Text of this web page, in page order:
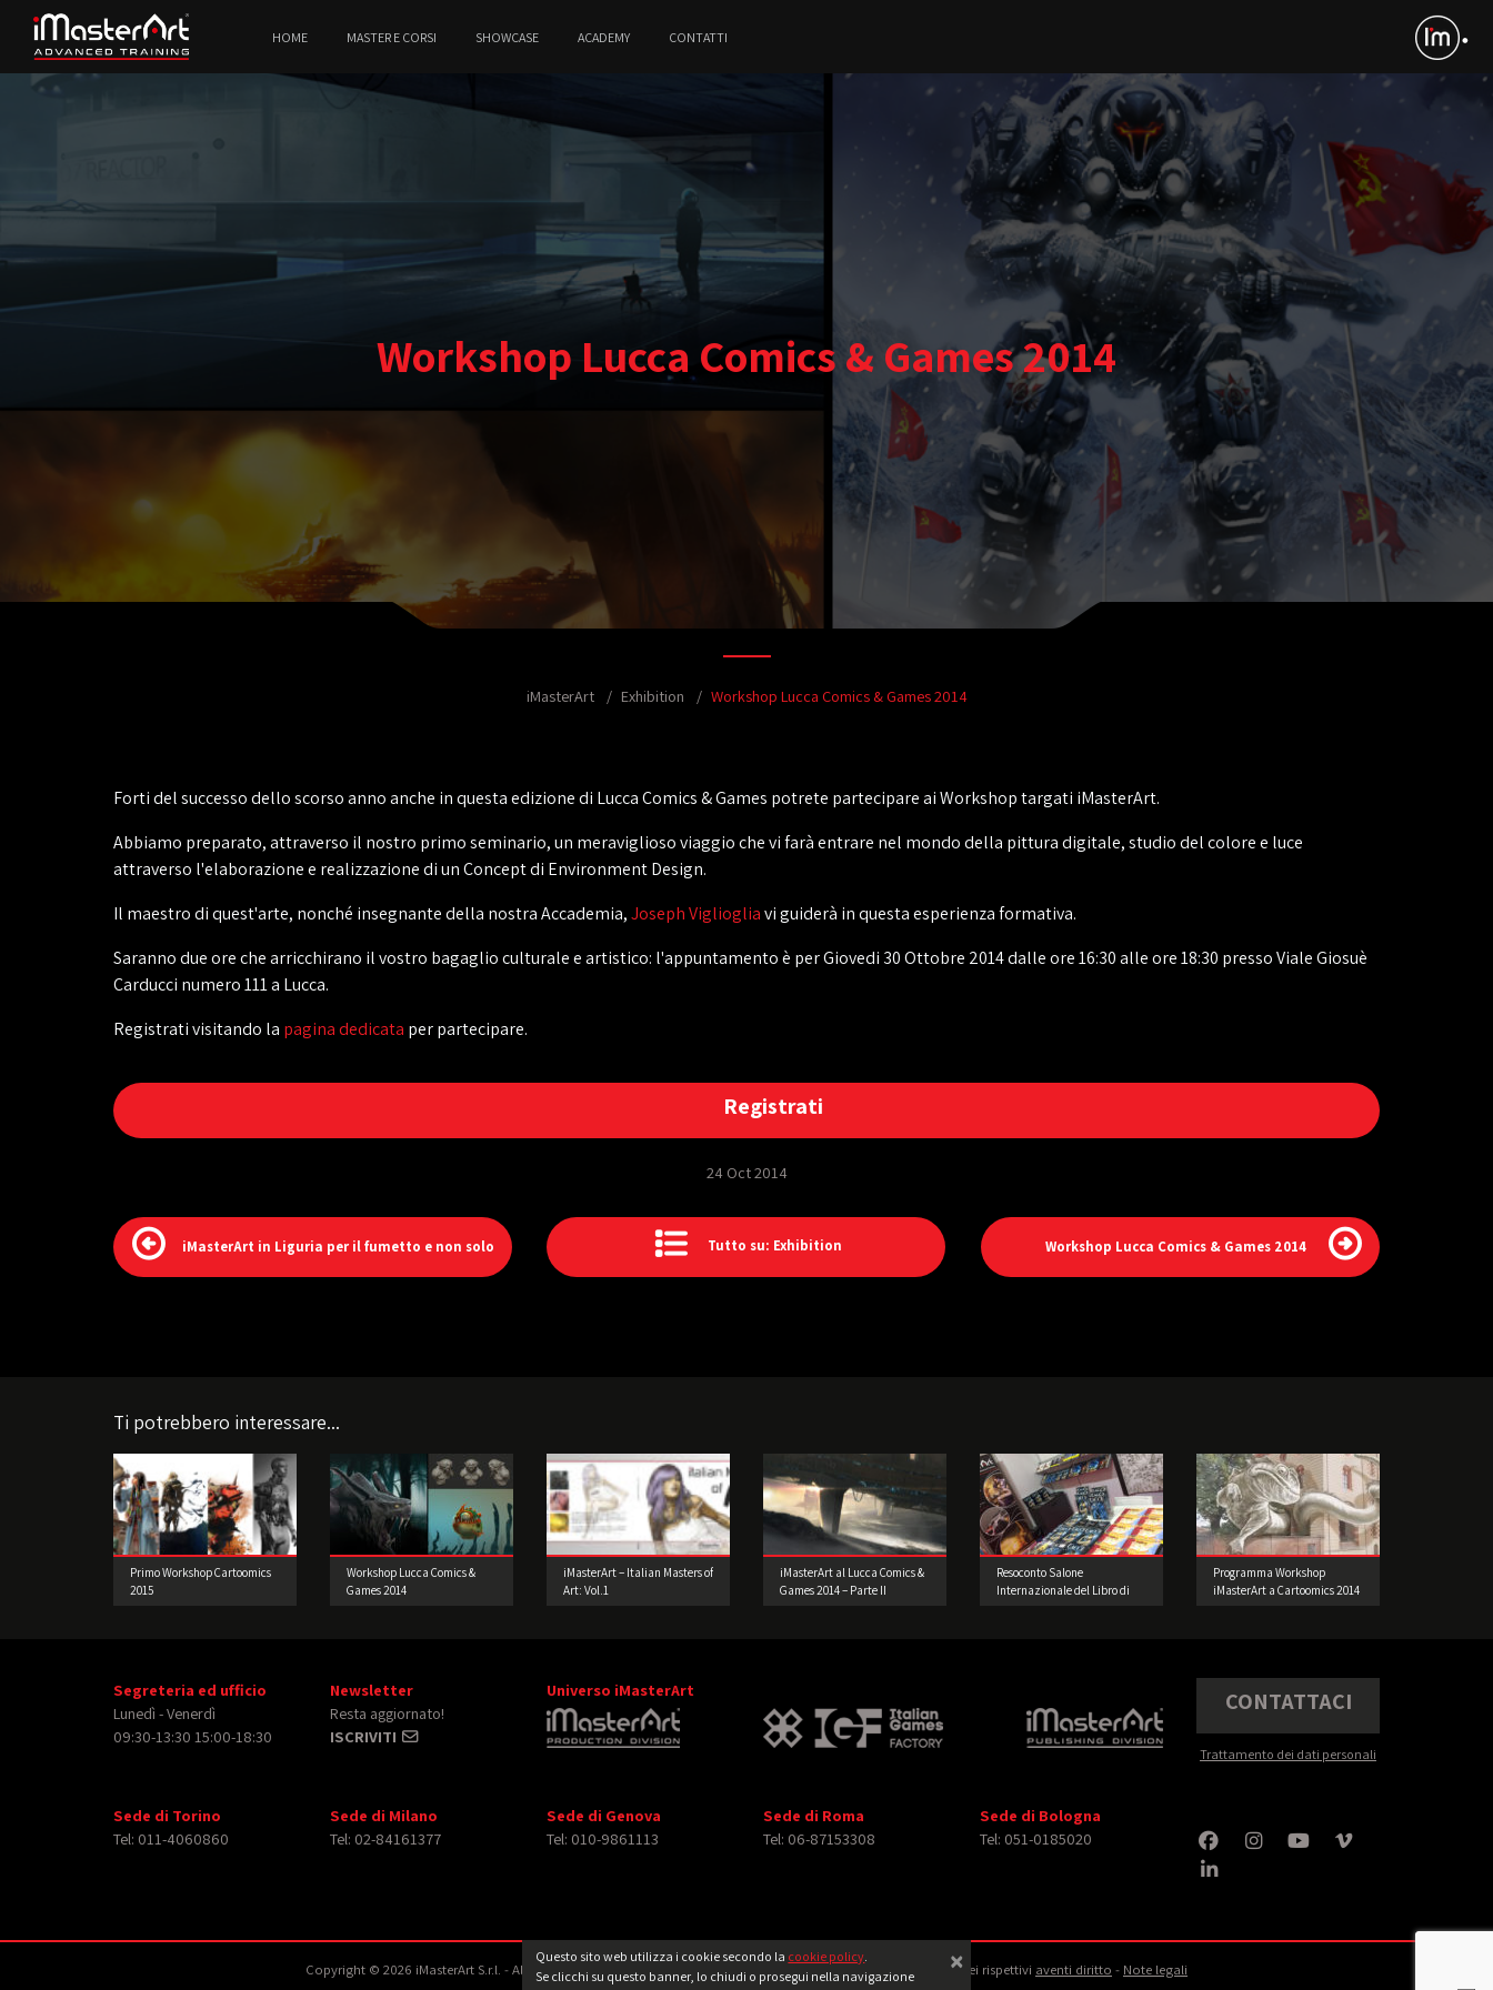
Questo sito web utilizza i cookie secondo la cookie policy.
Se clicchi su questo banner, lo chiudi o prosegui nella navigazione
×
HOME MASTER E CORSI SHOWCASE ACADEMY CONTATTI
Workshop Lucca Comics & Games 2014
iMasterArt Exhibition Workshop Lucca Comics & Games 2014
Forti del successo dello scorso anno anche in questa edizione di Lucca Comics & Games potrete partecipare ai Workshop targati iMasterArt.
Abbiamo preparato, attraverso il nostro primo seminario, un meraviglioso viaggio che vi farà entrare nel mondo della pittura digitale, studio del colore e luce
attraverso l'elaborazione e realizzazione di un Concept di Environment Design.
Il maestro di quest'arte, nonché insegnante della nostra Accademia,Joseph Vigliogliavi guiderà in questa esperienza formativa.
Saranno due ore che arricchirano il vostro bagaglio culturale e artistico: l'appuntamento è per Giovedi 30 Ottobre 2014 dalle ore 16:30 alle ore 18:30 presso Viale Giosuè
Carducci numero 111 a Lucca.
Registrati visitando la pagina dedicata per partecipare.
Registrati
24 Oct 2014
iMasterArt in Liguria per il fumetto e non solo Tutto su: Exhibition Workshop Lucca Comics & Games 2014
Ti potrebbero interessare...
Primo Workshop Cartoomics
2015
Workshop Lucca Comics &
Games 2014
iMasterArt – Italian Masters of
Art: Vol.1
iMasterArt al Lucca Comics &
Games 2014 – Parte II
Resoconto Salone
Internazionale del Libro di
Programma Workshop
iMasterArt a Cartoomics 2014
Segreteria ed ufficio
Lunedì - Venerdì
09:30-13:30 15:00-18:30
Newsletter
Resta aggiornato!
ISCRIVITI
Universo iMasterArt CONTATTACI
Trattamento dei dati personali
Sede di Torino
Tel: 011-4060860
Sede di Milano
Tel: 02-84161377
Sede di Genova
Tel: 010-9861113
Sede di Roma
Tel: 06-87153308
Sede di Bologna
Tel: 051-0185020
Copyright © 2026 iMasterArt S.r.l. ‐ All rights reserved. Tutti i diritti relativi ad immagini e video pubblicati sono dei rispettivi aventi diritto ‐ Note legali